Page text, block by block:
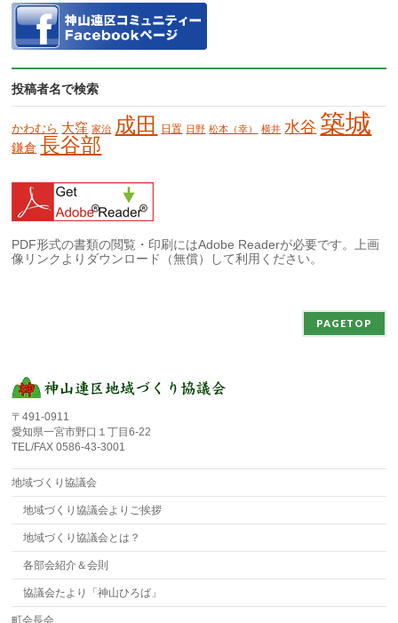
投稿者名で検索
かわむら 大窪 家治 成田 日置 日野 松本（幸） 横井 水谷 築城
鎌倉 長谷部
PDF形式の書類の閲覧・印刷にはAdobe Readerが必要です。上画
像リンクよりダウンロード（無償）して利用ください。
PAGETOP
〒491-0911
愛知県一宮市野口１丁目6-22
TEL/FAX 0586-43-3001
地域づくり協議会
地域づくり協議会よりご挨拶
地域づくり協議会とは？
各部会紹介＆会則
協議会たより「神山ひろば」
町会長会